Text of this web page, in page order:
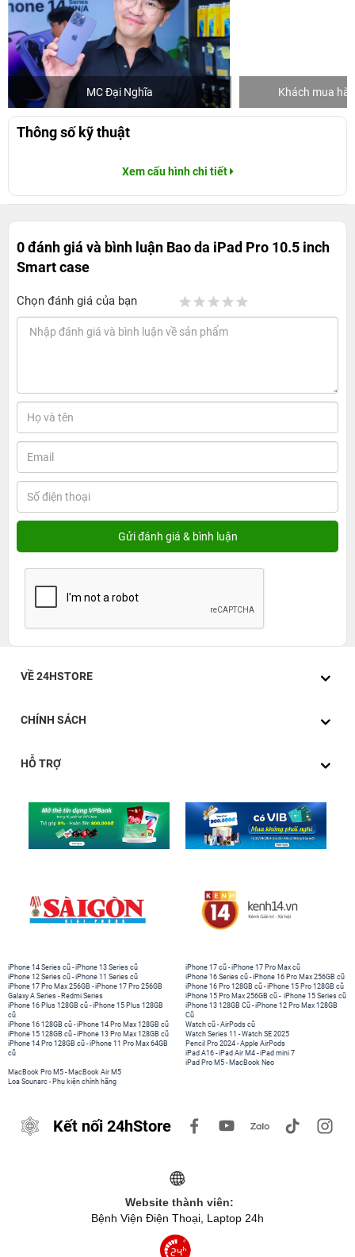
MC Đại Nghĩa Khách mua
Thông số kỹ thuật
Xem cấu hình chi tiết
0 đánh giá và bình luận Bao da iPad Pro 10.5 inch
Smart case
Chọn đánh giá của bạn
VỀ 24HSTORE
CHÍNH SÁCH
HỖ TRỢ
iPhone 14 Series cũ -iPhone 13 Series cũ
iPhone 12 Series cũ -iPhone 11 Series cũ
iPhone 17 Pro Max 256GB -iPhone 17 Pro 256GB
Galaxy A Series - Redmi Series
iPhone 17 cũ -iPhone 17 Pro Max cũ
iPhone 16 Series cũ - iPhone 16 Pro Max 256GB cũ
iPhone 16 Pro 128GB cũ -iPhone 15 Pro 128GB cũ
iPhone 15 Pro Max 256GB cũ - iPhone 15 Series cũ
iPhone 16 Plus 128GB cũ -iPhone 15 Plus 128GB
cũ
iPhone 16 128GB cũ -iPhone 14 Pro Max 128GB cũ
iPhone 15 128GB cũ -iPhone 13 Pro Max 128GB cũ
iPhone 14 Pro 128GB cũ -iPhone 11 Pro Max 64GB
cũ
iPhone 13 128GB Cũ -iPhone 12 Pro Max 128GB
Cũ
Watch cũ -AirPods cũ
Watch Series 11 -Watch SE 2025
Pencil Pro 2024 -Apple AirPods
iPad A16 -iPad Air M4 -iPad mini 7
iPad Pro M5 - MacBook Neo
MacBook Pro M5 - MacBook Air M5
Loa Sounarc - Phụ kiện chính hãng
Kết nối 24hStore
Website thành viên:
Bệnh Viện Điện Thoại, Laptop 24h